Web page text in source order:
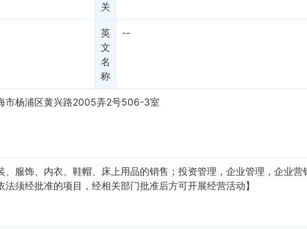
关
英
文
名
称
--
市杨浦区黄兴路2005弄2号506-3室
、服饰、内衣、鞋帽、床上用品的销售；投资管理，企业管理，企业营
法须经批准的项目，经相关部门批准后方可开展经营活动】